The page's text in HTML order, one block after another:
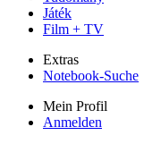
Játék
Film + TV
Extras
Notebook-Suche
Mein Profil
Anmelden